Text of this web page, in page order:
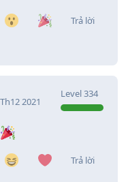
Trả lời
Level334
2021
Trả lời